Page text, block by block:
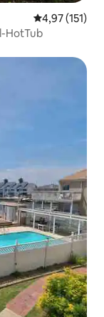
Gemiddelde
4,97 (151)
HotTub